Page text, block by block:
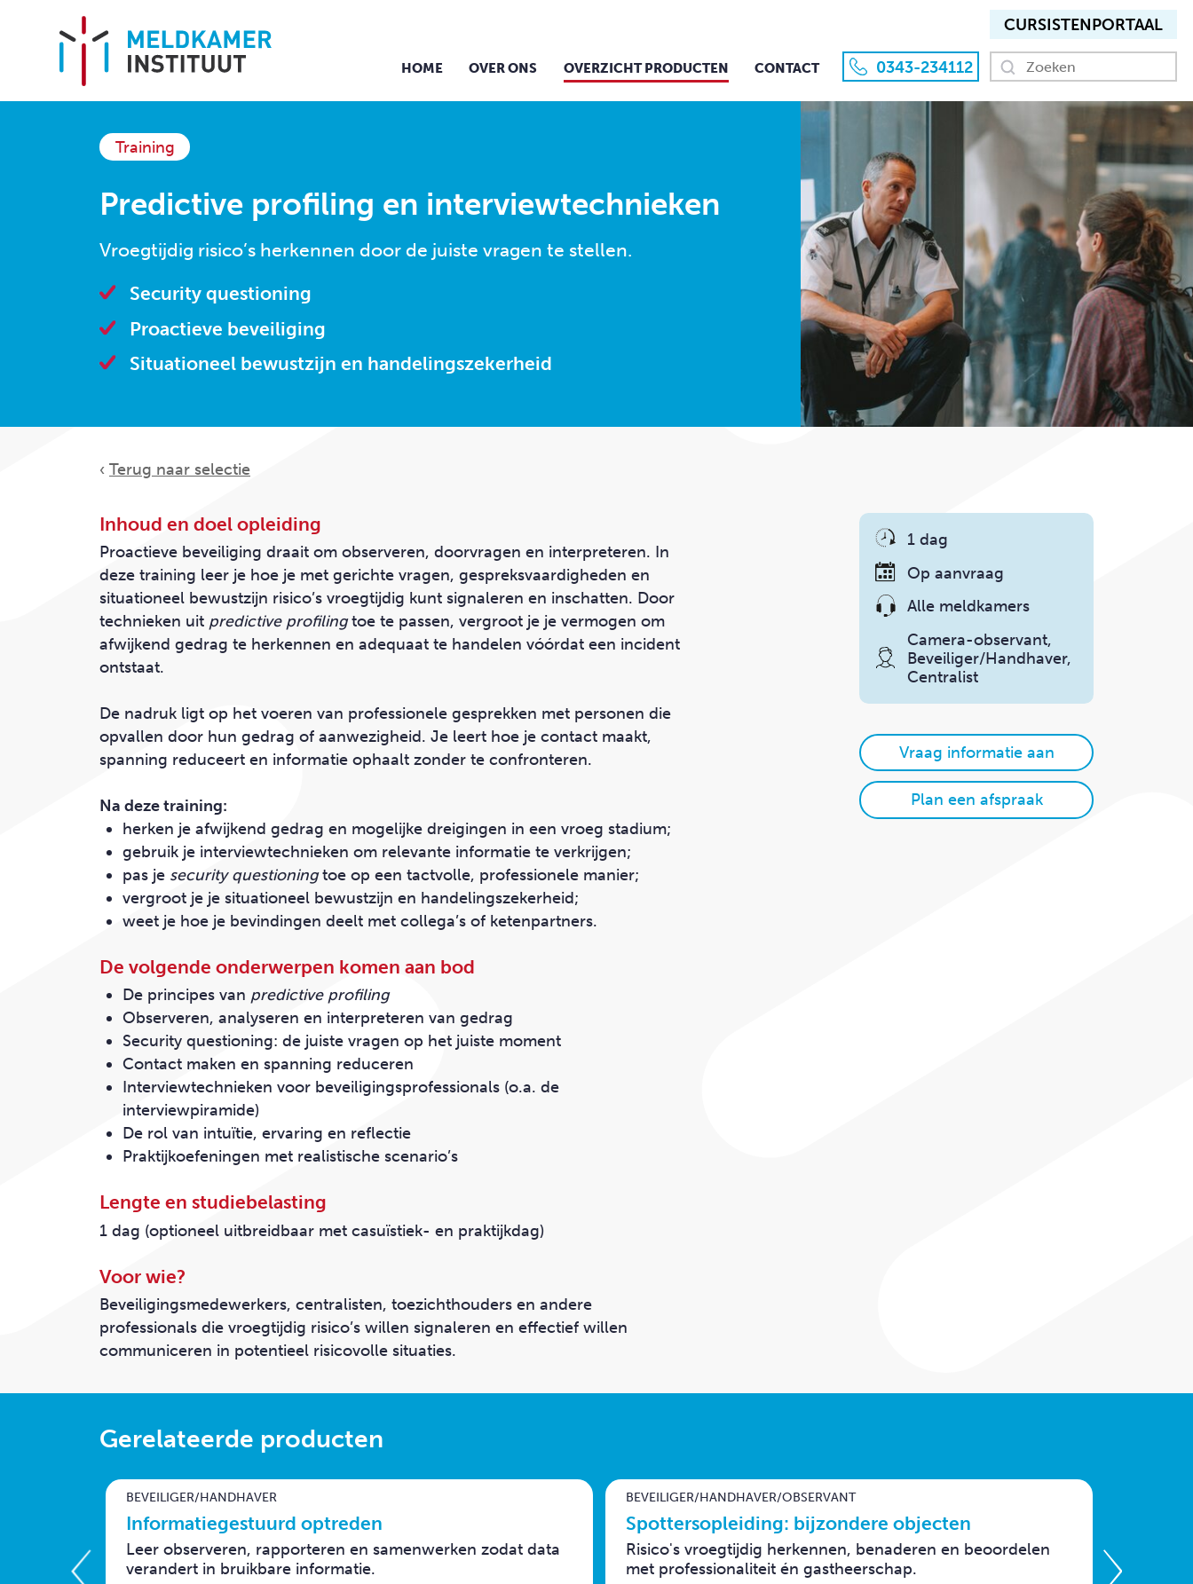
Training
Predictive profiling en interviewtechnieken
Vroegtijdig risico’s herkennen door de juiste vragen te stellen.
Security questioning
Proactieve beveiliging
Situationeel bewustzijn en handelingszekerheid
‹ Terug naar selectie
1 dag
Op aanvraag
Alle meldkamers
Camera-observant,
Beveiliger/Handhaver,
Centralist
Vraag informatie aan
Plan een afspraak
Inhoud en doel opleiding
Proactieve beveiliging draait om observeren, doorvragen en interpreteren. In
deze training leer je hoe je met gerichte vragen, gespreksvaardigheden en
situationeel bewustzijn risico’s vroegtijdig kunt signaleren en inschatten. Door
technieken uit predictive profilingtoe te passen, vergroot je je vermogen om
afwijkend gedrag te herkennen en adequaat te handelen vóórdat een incident
ontstaat.
De nadruk ligt op het voeren van professionele gesprekken met personen die
opvallen door hun gedrag of aanwezigheid. Je leert hoe je contact maakt,
spanning reduceert en informatie ophaalt zonder te confronteren.
Na deze training:
herken je afwijkend gedrag en mogelijke dreigingen in een vroeg stadium;
gebruik je interviewtechnieken om relevante informatie te verkrijgen;
pas je security questioningtoe op een tactvolle, professionele manier;
vergroot je je situationeel bewustzijn en handelingszekerheid;
weet je hoe je bevindingen deelt met collega’s of ketenpartners.
De volgende onderwerpen komen aan bod
De principes van predictive profiling
Observeren, analyseren en interpreteren van gedrag
Security questioning: de juiste vragen op het juiste moment
Contact maken en spanning reduceren
Interviewtechnieken voor beveiligingsprofessionals (o.a. de
interviewpiramide)
De rol van intuïtie, ervaring en reflectie
Praktijkoefeningen met realistische scenario’s
Lengte en studiebelasting
1 dag (optioneel uitbreidbaar met casuïstiek- en praktijkdag)
Voor wie?
Beveiligingsmedewerkers, centralisten, toezichthouders en andere
professionals die vroegtijdig risico’s willen signaleren en effectief willen
communiceren in potentieel risicovolle situaties.
Gerelateerde producten
BEVEILIGER/HANDHAVER
Informatiegestuurd optreden
Leer observeren, rapporteren en samenwerken zodat data
verandert in bruikbare informatie.
BEVEILIGER/HANDHAVER/OBSERVANT
Spottersopleiding: bijzondere objecten
Risico's vroegtijdig herkennen, benaderen en beoordelen
met professionaliteit én gastheerschap.
HOME OVER ONS OVERZICHT PRODUCTEN CONTACT 0343-234112
Aanpak en werkwijze
Team
Locaties
OVERZICHT PRODUCTEN
CURSISTEN­PORTAAL